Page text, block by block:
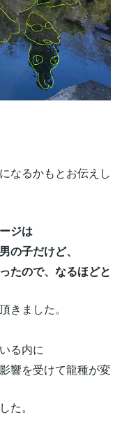
なるかもとお伝えし
ジは
の子だけど、
たので、なるほどと
きました。
る内に
響を受けて龍種が変
た。